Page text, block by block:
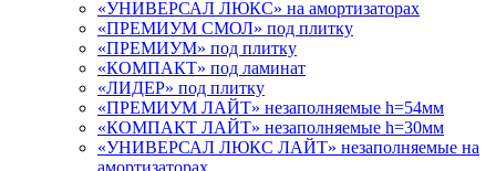
«УНИВЕРСАЛ ЛЮКС» на амортизаторах
«ПРЕМИУМ СМОЛ» под плитку
«ПРЕМИУМ» под плитку
«КОМПАКТ» под ламинат
«ЛИДЕР» под плитку
«ПРЕМИУМ ЛАЙТ» незаполняемые h=54мм
«КОМПАКТ ЛАЙТ» незаполняемые h=30мм
«УНИВЕРСАЛ ЛЮКС ЛАЙТ» незаполняемые на
амортизаторах